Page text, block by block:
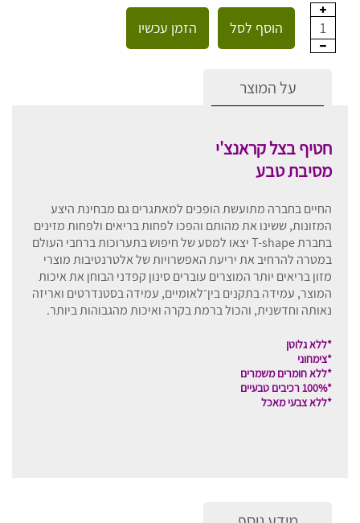
1 הוסף לסל הזמן עכשיו
על המוצר
חטיף בצל קראנצ'י
מסיבת טבע
החיים בחברה מתועשת הופכים למאתגרים גם מבחינת היצע
המזונות, ששינו את מהותם והפכו לפחות בריאים ולפחות מזינים
בחברת T-shape יצאו למסע של חיפוש בתערוכות ברחבי העולם
במטרה להרחיב את יריעת האפשרויות של אלטרנטיבות מוצרי
מזון בריאים יותר המוצרים עוברים סינון קפדני הבוחן את איכות
המוצר, עמידה בתקנים בין־לאומיים, עמידה בסטנדרטים ואריזה
נאותה וחדשנית, והכול ברמת בקרה ואיכות מהגבוהות ביותר.
*ללא גלוטן
*צימחוני
*ללא חומרים משמרים
*100% רכיבים טבעיים
*ללא צבעי מאכל